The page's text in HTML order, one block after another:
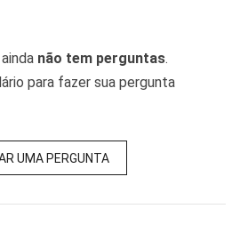
não tem perguntas.
para fazer sua pergunta
UMA PERGUNTA